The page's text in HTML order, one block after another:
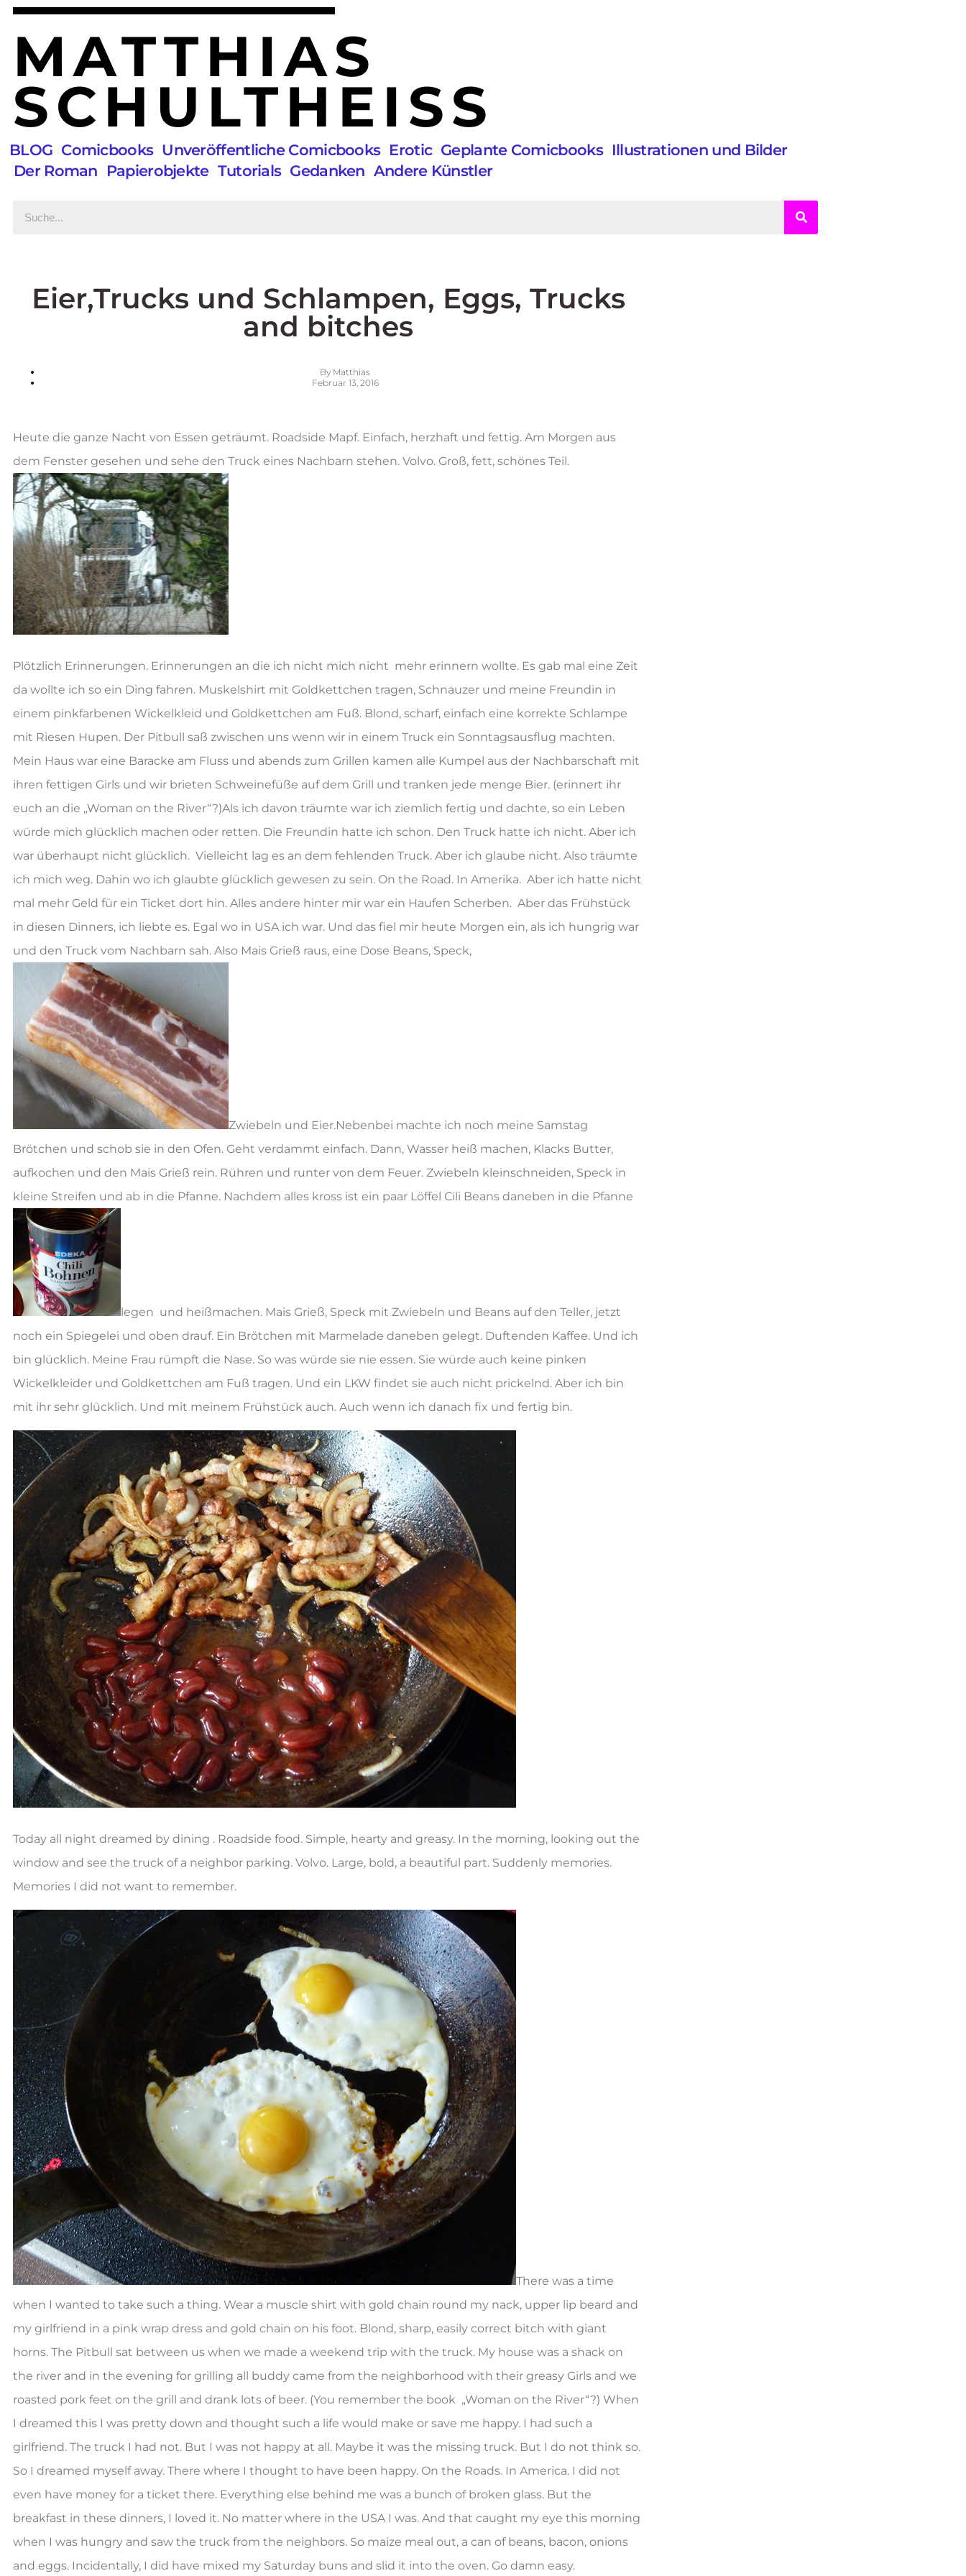
MATTHIAS
SCHULTHEISS
BLOG Comicbooks Unveröffentliche Comicbooks Erotic Geplante Comicbooks Illustrationen und Bilder
Der Roman Papierobjekte Tutorials Gedanken Andere Künstler
Eier,Trucks und Schlampen, Eggs, Trucks
and bitches
By Matthias
Februar 13, 2016
Heute die ganze Nacht von Essen geträumt. Roadside Mapf. Einfach, herzhaft und fettig. Am Morgen aus
dem Fenster gesehen und sehe den Truck eines Nachbarn stehen. Volvo. Groß, fett, schönes Teil.
Plötzlich Erinnerungen. Erinnerungen an die ich nicht mich nicht mehr erinnern wollte. Es gab mal eine Zeit
da wollte ich so ein Ding fahren. Muskelshirt mit Goldkettchen tragen, Schnauzer und meine Freundin in
einem pinkfarbenen Wickelkleid und Goldkettchen am Fuß. Blond, scharf, einfach eine korrekte Schlampe
mit Riesen Hupen. Der Pitbull saß zwischen uns wenn wir in einem Truck ein Sonntagsausflug machten.
Mein Haus war eine Baracke am Fluss und abends zum Grillen kamen alle Kumpel aus der Nachbarschaft mit
ihren fettigen Girls und wir brieten Schweinefüße auf dem Grill und tranken jede menge Bier. (erinnert ihr
euch an die „Woman on the River“?)Als ich davon träumte war ich ziemlich fertig und dachte, so ein Leben
würde mich glücklich machen oder retten. Die Freundin hatte ich schon. Den Truck hatte ich nicht. Aber ich
war überhaupt nicht glücklich. Vielleicht lag es an dem fehlenden Truck. Aber ich glaube nicht. Also träumte
ich mich weg. Dahin wo ich glaubte glücklich gewesen zu sein. On the Road. In Amerika. Aber ich hatte nicht
mal mehr Geld für ein Ticket dort hin. Alles andere hinter mir war ein Haufen Scherben. Aber das Frühstück
in diesen Dinners, ich liebte es. Egal wo in USA ich war. Und das fiel mir heute Morgen ein, als ich hungrig war
und den Truck vom Nachbarn sah. Also Mais Grieß raus, eine Dose Beans, Speck,
Zwiebeln und Eier.Nebenbei machte ich noch meine Samstag
Brötchen und schob sie in den Ofen. Geht verdammt einfach. Dann, Wasser heiß machen, Klacks Butter,
aufkochen und den Mais Grieß rein. Rühren und runter von dem Feuer. Zwiebeln kleinschneiden, Speck in
kleine Streifen und ab in die Pfanne. Nachdem alles kross ist ein paar Löffel Cili Beans daneben in die Pfanne
legen und heißmachen. Mais Grieß, Speck mit Zwiebeln und Beans auf den Teller, jetzt
noch ein Spiegelei und oben drauf. Ein Brötchen mit Marmelade daneben gelegt. Duftenden Kaffee. Und ich
bin glücklich. Meine Frau rümpft die Nase. So was würde sie nie essen. Sie würde auch keine pinken
Wickelkleider und Goldkettchen am Fuß tragen. Und ein LKW findet sie auch nicht prickelnd. Aber ich bin
mit ihr sehr glücklich. Und mit meinem Frühstück auch. Auch wenn ich danach fix und fertig bin.
Today all night dreamed by dining . Roadside food. Simple, hearty and greasy. In the morning, looking out the
window and see the truck of a neighbor parking. Volvo. Large, bold, a beautiful part. Suddenly memories.
Memories I did not want to remember.
There was a time
when I wanted to take such a thing. Wear a muscle shirt with gold chain round my nack, upper lip beard and
my girlfriend in a pink wrap dress and gold chain on his foot. Blond, sharp, easily correct bitch with giant
horns. The Pitbull sat between us when we made a weekend trip with the truck. My house was a shack on
the river and in the evening for grilling all buddy came from the neighborhood with their greasy Girls and we
roasted pork feet on the grill and drank lots of beer. (You remember the book „Woman on the River“?) When
I dreamed this I was pretty down and thought such a life would make or save me happy. I had such a
girlfriend. The truck I had not. But I was not happy at all. Maybe it was the missing truck. But I do not think so.
So I dreamed myself away. There where I thought to have been happy. On the Roads. In America. I did not
even have money for a ticket there. Everything else behind me was a bunch of broken glass. But the
breakfast in these dinners, I loved it. No matter where in the USA I was. And that caught my eye this morning
when I was hungry and saw the truck from the neighbors. So maize meal out, a can of beans, bacon, onions
and eggs. Incidentally, I did have mixed my Saturday buns and slid it into the oven. Go damn easy.